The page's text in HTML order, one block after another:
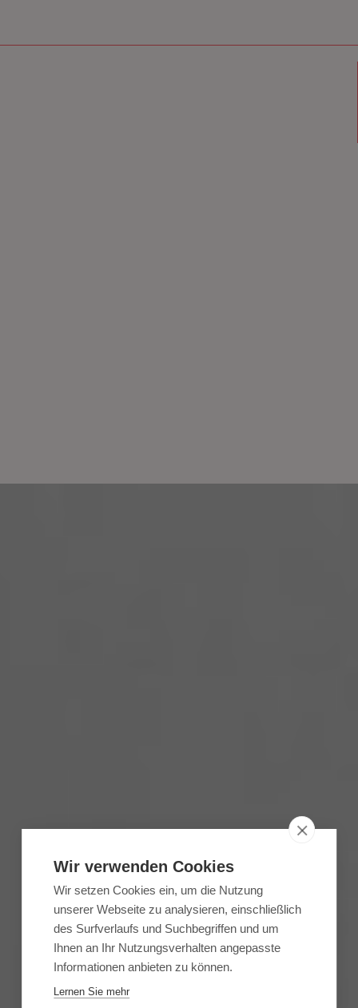
Wir verwenden Cookies
Wir setzen Cookies ein, um die Nutzung
unserer Webseite zu analysieren, einschließlich
des Surfverlaufs und Suchbegriffen und um
Ihnen an Ihr Nutzungsverhalten angepasste
Informationen anbieten zu können.
Lernen Sie mehr